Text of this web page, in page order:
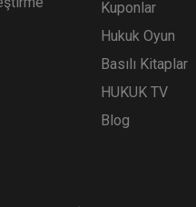
Kuponlar
Hukuk Oyun
Basılı Kitaplar
HUKUK TV
Blog